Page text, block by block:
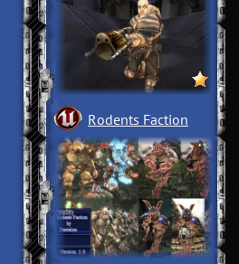
Rodents Faction